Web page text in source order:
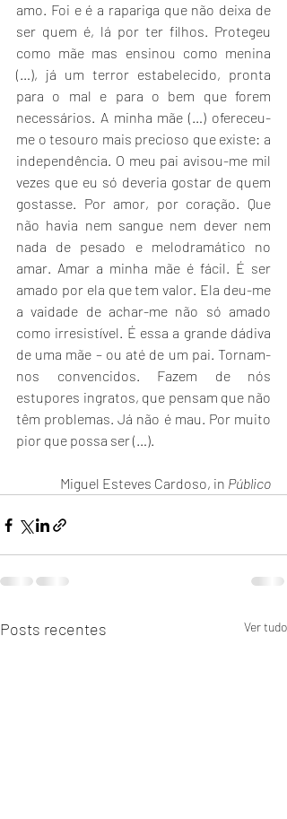
amo. Foi e é a rapariga que não deixa de
ser quem é, lá por ter filhos. Protegeu
como mãe mas ensinou como menina
(…), já um terror estabelecido, pronta
para o mal e para o bem que forem
necessários. A minha mãe (…) ofereceu-
me o tesouro mais precioso que existe: a
independência. O meu pai avisou-me mil
vezes que eu só deveria gostar de quem
gostasse. Por amor, por coração. Que
não havia nem sangue nem dever nem
nada de pesado e melodramático no
amar. Amar a minha mãe é fácil. É ser
amado por ela que tem valor. Ela deu-me
a vaidade de achar-me não só amado
como irresistível. É essa a grande dádiva
de uma mãe – ou até de um pai. Tornam-
nos convencidos. Fazem de nós
estupores ingratos, que pensam que não
têm problemas. Já não é mau. Por muito
pior que possa ser (…).
Miguel Esteves Cardoso, in Público
Posts recentes Ver tudo